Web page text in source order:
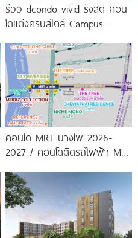
รีวิว dcondo vivid รังสิต คอน
โดแต่งครบสไตล์ Campus
พร้อมรับ-ส่ง
คอนโด MRT บางโพ 2026-
2027 / คอนโดติดรถไฟฟ้า MRT